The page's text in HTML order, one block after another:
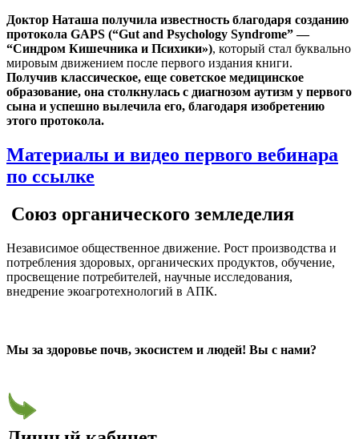
Доктор Наташа получила известность благодаря созданию
протокола GAPS (“Gut and Psychology Syndrome” —
“Синдром Кишечника и Психики»), который стал буквально
мировым движением после первого издания книги.
Получив классическое, еще советское медицинское
образование, она столкнулась с диагнозом аутизм у первого
сына и успешно вылечила его, благодаря изобретению
этого протокола.
Материалы и видео первого вебинара
по ссылке
Союз органического земледелия
Независимое общественное движение. Рост производства и
потребления здоровых, органических продуктов, обучение,
просвещение потребителей, научные исследования,
внедрение экоагротехнологий в АПК.
Мы за здоровье почв, экосистем и людей! Вы с нами?